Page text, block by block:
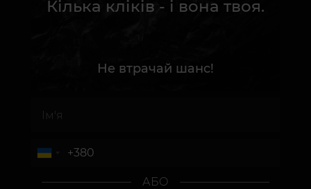
Кілька кліків - і вона твоя.
Не втрачай шанс!
АБО